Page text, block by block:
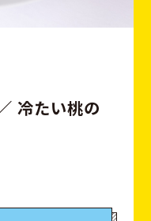
冷たい桃の